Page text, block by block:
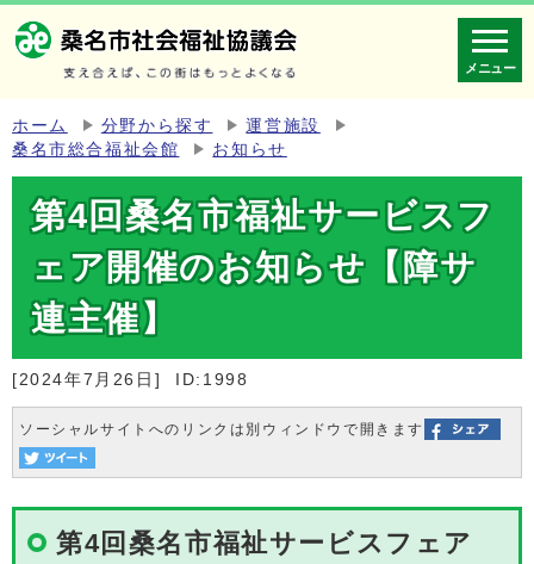
メニュー
ホーム 分野から探す
運営施設
桑名市総合福祉会館
お知らせ
第4回桑名市福祉サービスフ
ェア開催のお知らせ【障サ
連主催】
[2024年7月26日] ID:1998
ソーシャルサイトへのリンクは別ウィンドウで開きます
第4回桑名市福祉サービスフェア